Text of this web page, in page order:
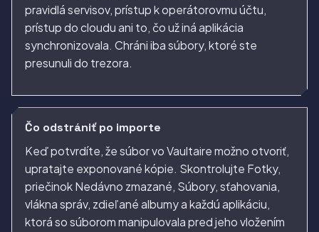
pravidlá servisov, prístup k operátorovmu účtu,
prístup do cloudu ani to, čo už iná aplikácia
synchronizovala. Chráni iba súbory, ktoré ste
presunuli do trezora.
Čo odstrániť po importe
Keď potvrdíte, že súbor vo Vaultaire možno otvoriť,
upratajte exponované kópie. Skontrolujte Fotky,
priečinok Nedávno zmazané, Súbory, sťahovania,
vlákna správ, zdieľané albumy a každú aplikáciu,
ktorá so súborom manipulovala pred jeho vložením